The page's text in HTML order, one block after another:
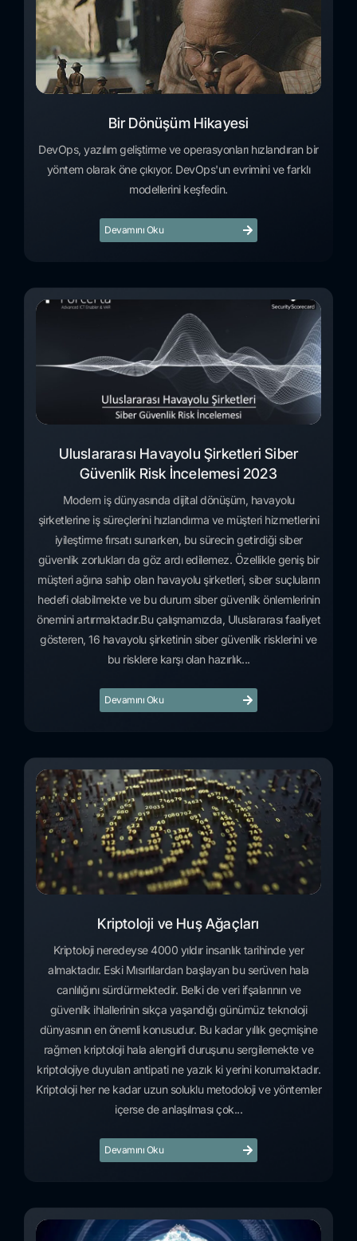
Bir Dönüşüm Hikayesi
DevOps, yazılım geliştirme ve operasyonları hızlandıran bir
yöntem olarak öne çıkıyor. DevOps'un evrimini ve farklı
modellerini keşfedin.
Devamını Oku
Uluslararası Havayolu Şirketleri Siber
Güvenlik Risk İncelemesi 2023
Modern iş dünyasında dijital dönüşüm, havayolu
şirketlerine iş süreçlerini hızlandırma ve müşteri hizmetlerini
iyileştirme fırsatı sunarken, bu sürecin getirdiği siber
güvenlik zorlukları da göz ardı edilemez. Özellikle geniş bir
müşteri ağına sahip olan havayolu şirketleri, siber suçluların
hedefi olabilmekte ve bu durum siber güvenlik önlemlerinin
önemini artırmaktadır.Bu çalışmamızda, Uluslararası faaliyet
gösteren, 16 havayolu şirketinin siber güvenlik risklerini ve
bu risklere karşı olan hazırlık...
Devamını Oku
Kriptoloji ve Huş Ağaçları
Kriptoloji neredeyse 4000 yıldır insanlık tarihinde yer
almaktadır. Eski Mısırlılardan başlayan bu serüven hala
canlılığını sürdürmektedir. Belki de veri ifşalarının ve
güvenlik ihlallerinin sıkça yaşandığı günümüz teknoloji
dünyasının en önemli konusudur. Bu kadar yıllık geçmişine
rağmen kriptoloji hala alengirli duruşunu sergilemekte ve
kriptolojiye duyulan antipati ne yazık ki yerini korumaktadır.
Kriptoloji her ne kadar uzun soluklu metodoloji ve yöntemler
içerse de anlaşılması çok...
Devamını Oku